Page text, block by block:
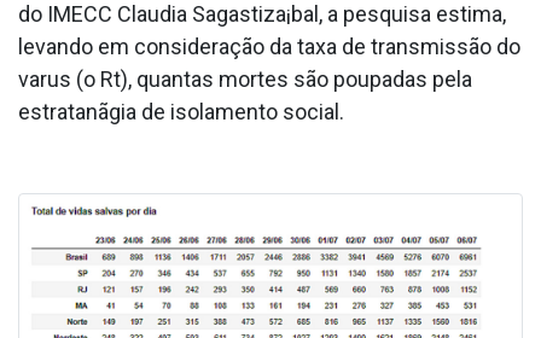
do IMECC Claudia Sagastiza¡bal, a pesquisa estima,
levando em consideração da taxa de transmissão do
va­rus (o Rt), quantas mortes são poupadas pela
estratanãgia de isolamento social.